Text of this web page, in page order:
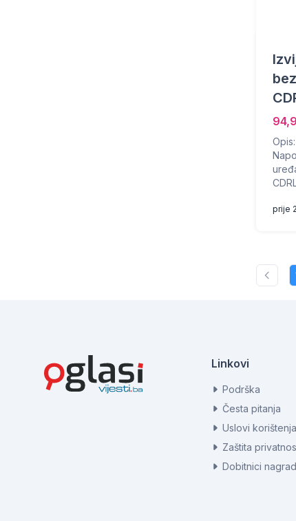
prije
Linkovi
Podrška
Česta pitanja
Uslovi korištenja
Zaštita
Dobitnici